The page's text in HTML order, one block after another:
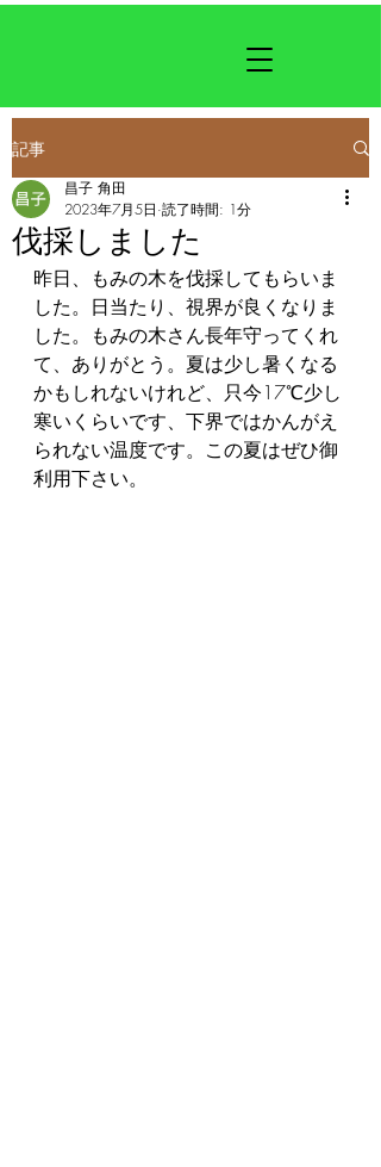
記事
伐採しました
昌子 角田
2023年7月5日 読了時間: 1分
昨日、もみの木を伐採してもらいま
した。日当たり、視界が良くなりま
した。もみの木さん長年守ってくれ
て、ありがとう。夏は少し暑くなる
かもしれないけれど、只今17℃少し
寒いくらいです、下界ではかんがえ
られない温度です。この夏はぜひ御
利用下さい。